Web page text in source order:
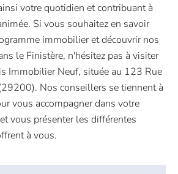
votre quotidien et contribuant à
Si vous souhaitez en savoir
immobilier et découvrir nos
le Finistère, n'hésitez pas à visiter
Immobilier Neuf, située au 123 Rue
Nos conseillers se tiennent à
vous accompagner dans votre
vous présenter les différentes
à vous.